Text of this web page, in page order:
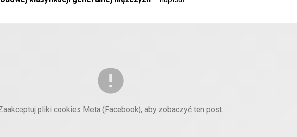
pliki cookies Meta (Facebook), aby zobaczyć ten post.